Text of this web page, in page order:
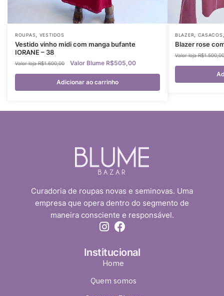
ROUPAS VESTIDOS
Vestido vinho midi com manga bufante
IORANE – 38
R$1.600,00 R$505,00
Adicionar ao carrinho
BLAZER CASACOS
Blazer rose
R$1.500,00
Curadoria de roupas novas e seminovas. Uma
empresa que opera dentro do segmento de
maneira consciente e responsável.
Institucional
Home
Quem somos